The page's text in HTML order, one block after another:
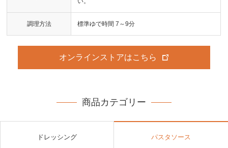
調理方法 標準ゆで時間 7～9分
オンラインストアはこちら
商品カテゴリー
ドレッシング パスタソース